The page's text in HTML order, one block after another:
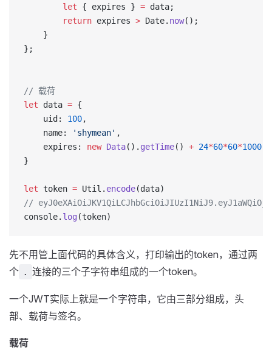
        let
{ expires } = data;
        return
expires > Date. now();
    }
};
// 载荷
let data = {
    uid:
100,
    name:
'shymean' ,
    expires:
new Data(). getTime() + 24*60*60*1000
}
let token = Util. encode(data)
//
console. log (token)
先不用管上面代码的具体含义，打印输出的token，通过两
个 . 连接的三个子字符串组成的一个token。
一个JWT实际上就是一个字符串，它由三部分组成，头
部、载荷与签名。
载荷